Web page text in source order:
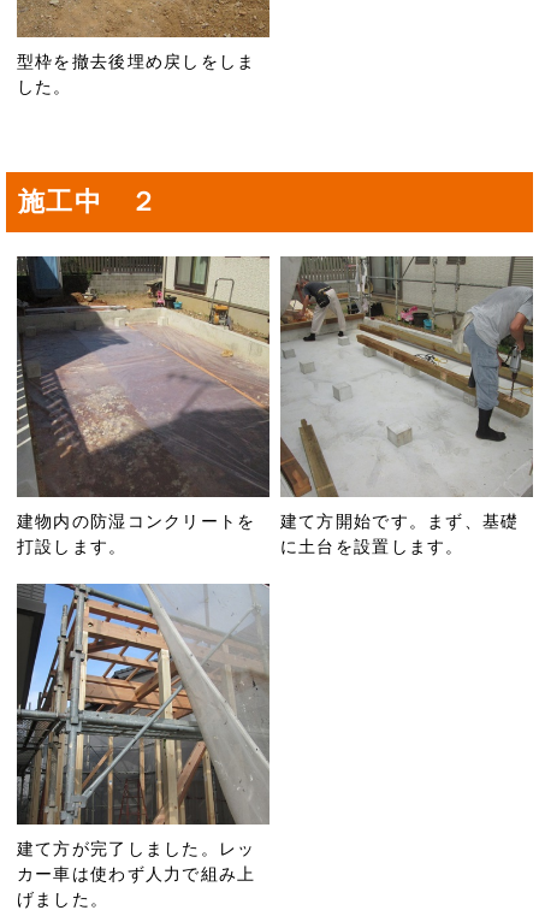
型枠を撤去後埋め戻しをしま
した。
施工中 ２
建物内の防湿コンクリートを
打設します。
建て方開始です。まず、基礎
に土台を設置します。
建て方が完了しました。レッ
カー車は使わず人力で組み上
げました。